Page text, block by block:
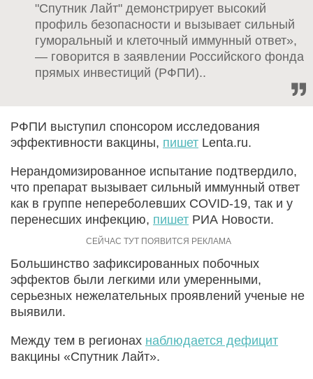
"Спутник Лайт" демонстрирует высокий
профиль безопасности и вызывает сильный
гуморальный и клеточный иммунный ответ»,
— говорится в заявлении Российского фонда
прямых инвестиций (РФПИ)..
РФПИ выступил спонсором исследования
эффективности вакцины, пишет Lenta.ru.
Нерандомизированное испытание подтвердило,
что препарат вызывает сильный иммунный ответ
как в группе непереболевших COVID-19, так и у
перенесших инфекцию, пишет РИА Новости.
Большинство зафиксированных побочных
эффектов были легкими или умеренными,
серьезных нежелательных проявлений ученые не
выявили.
Между тем в регионах наблюдается дефицит
вакцины «Спутник Лайт».